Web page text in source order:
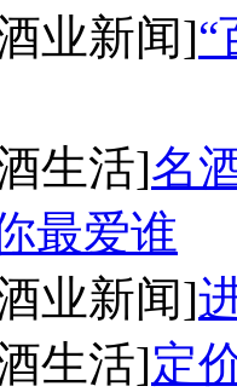
业新闻]“
生活]名
最爱谁
业新闻]
生活]定